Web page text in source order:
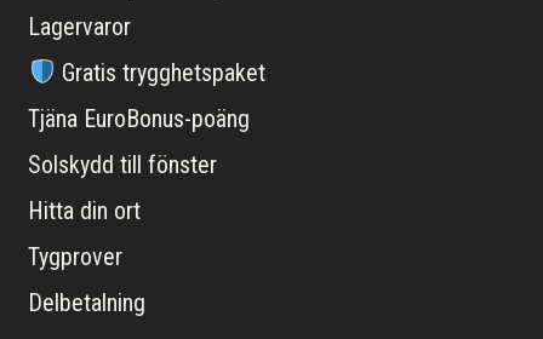
Lagervaror
Gratis trygghetspaket
Tjäna EuroBonus-poäng
Solskydd till fönster
Hitta din ort
Tygprover
Delbetalning